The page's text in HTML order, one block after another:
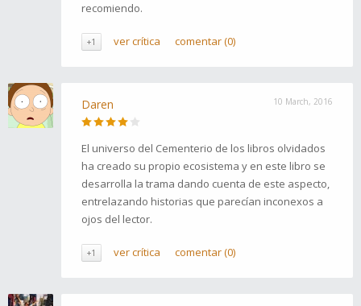
recomiendo.
+1 ver crítica comentar (0)
Daren 10 March, 2016
El universo del Cementerio de los libros olvidados
ha creado su propio ecosistema y en este libro se
desarrolla la trama dando cuenta de este aspecto,
entrelazando historias que parecían inconexos a
ojos del lector.
+1 ver crítica comentar (0)